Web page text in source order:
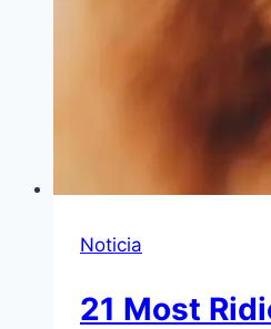
Noticia
21 Most